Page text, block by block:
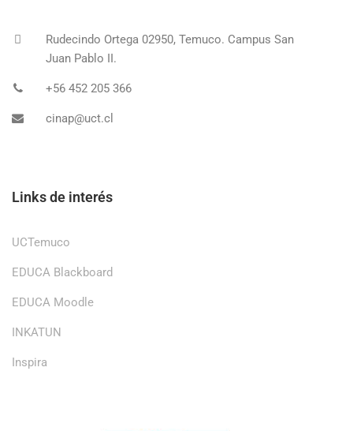
Rudecindo Ortega 02950, Temuco. Campus San
Juan Pablo II.
+56 452 205 366
cinap@uct.cl
Links de interés
UCTemuco
EDUCA Blackboard
EDUCA Moodle
INKATUN
Inspira